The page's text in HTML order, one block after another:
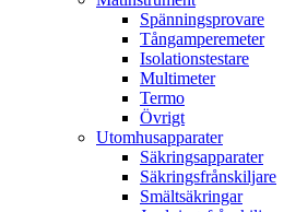
Spänningsprovare
Tångamperemeter
Isolationstestare
Multimeter
Termo
Övrigt
Utomhusapparater
Säkringsapparater
Säkringsfrånskiljare
Smältsäkringar